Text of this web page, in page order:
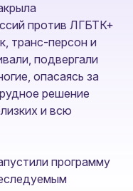
против ЛГБТК+
транс-персон и
подвергали
опасаясь за
решение
и всю
программу